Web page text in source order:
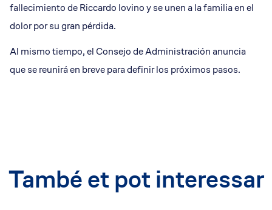
fallecimiento de Riccardo Iovino y se unen a la familia en el
dolor por su gran pérdida.
Al mismo tiempo, el Consejo de Administración anuncia
que se reunirá en breve para definir los próximos pasos.
També et pot interessar